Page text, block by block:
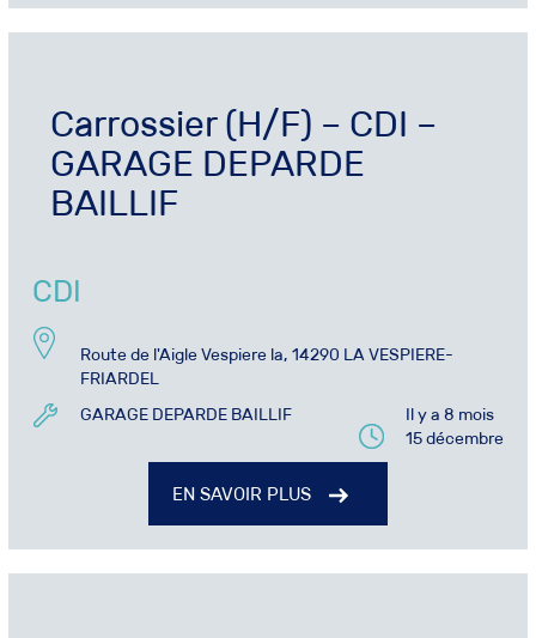
Carrossier (H/F) – CDI –
GARAGE DEPARDE
BAILLIF
CDI
Route de l'Aigle Vespiere la, 14290 LA VESPIERE-
FRIARDEL
GARAGE DEPARDE BAILLIF
Il y a 8 mois
15 décembre
EN SAVOIR PLUS